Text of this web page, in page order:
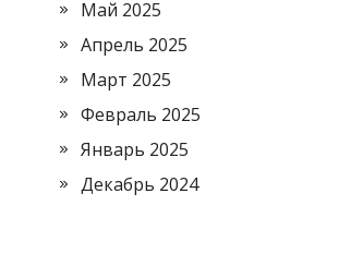
Май 2025
Апрель 2025
Март 2025
Февраль 2025
Январь 2025
Декабрь 2024